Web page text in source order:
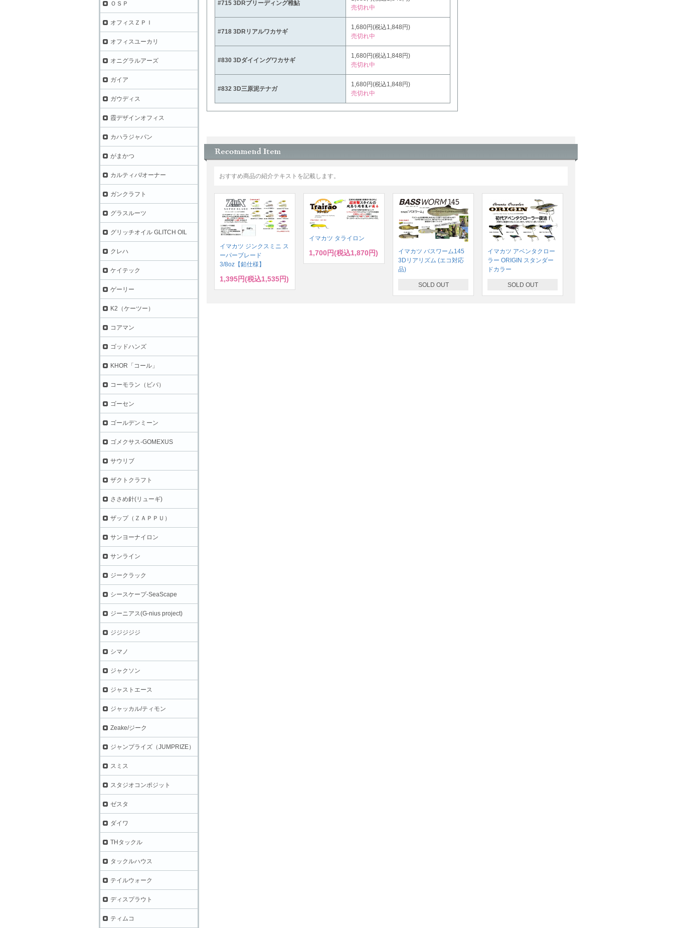
#715 3DRブリーディング稚鮎
売切れ中
#718 3DRリアルワカサギ
1,680円(税込1,848円)
売切れ中
#830 3Dダイイングワカサギ
1,680円(税込1,848円)
売切れ中
#832 3D三原泥テナガ
1,680円(税込1,848円)
売切れ中
おすすめ商品の紹介テキストを記載します。
イマカツ ジンクスミニ ス
ーパーブレード
3/8oz【鉛仕様】
1,395円(税込1,535円)
イマカツ タライロン
1,700円(税込1,870円)
イマカツ バスワーム145
3Dリアリズム (エコ対応
品)
SOLD OUT
イマカツ アベンタクロー
ラー ORIGIN スタンダー
ドカラー
SOLD OUT
ＯＳＰ
オフィスＺＰＩ
オフィスユーカリ
オニグラルアーズ
ガイア
ガウディス
霞デザインオフィス
カハラジャパン
がまかつ
カルティバ/オーナー
ガンクラフト
グラスルーツ
グリッチオイル GLITCH OIL
クレハ
ケイテック
ゲーリー
K2（ケーツー）
コアマン
ゴッドハンズ
KHOR「コール」
コーモラン（ビバ）
ゴーセン
ゴールデンミーン
ゴメクサス-GOMEXUS
サウリブ
ザクトクラフト
ささめ針(リューギ)
ザップ（ＺＡＰＰＵ）
サンヨーナイロン
サンライン
ジークラック
シースケープ-SeaScape
ジーニアス(G-nius project)
ジジジジジ
シマノ
ジャクソン
ジャストエース
ジャッカル/ティモン
Zeake/ジーク
ジャンプライズ（JUMPRIZE）
スミス
スタジオコンポジット
ゼスタ
ダイワ
THタックル
タックルハウス
テイルウォーク
ディスプラウト
ティムコ